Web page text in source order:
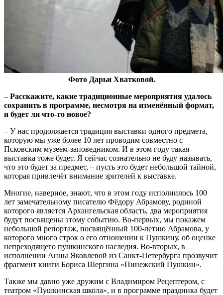
Фото Дарьи Хватковой.
– Расскажите, какие традиционные мероприятия удалось
сохранить в программе, несмотря на изменённый формат,
и будет ли что-то новое?
– У нас продолжается традиция выставки одного предмета,
которую мы уже более 10 лет проводим совместно с
Псковским музеем-заповедником. И в этом году такая
выставка тоже будет. Я сейчас сознательно не буду называть,
что это будет за предмет, – пусть это будет небольшой тайной,
которая привлечёт внимание зрителей к выставке.
Многие, наверное, знают, что в этом году исполнилось 100
лет замечательному писателю Фёдору Абрамову, родиной
которого является Архангельская область, два мероприятия
будут посвящены этому событию. Во-первых, мы покажем
небольшой репортаж, посвящённый 100-летию Абрамова, у
которого много строк о его отношении к Пушкину, об оценке
непреходящего пушкинского наследия. Во-вторых, в
исполнении Анны Яковлевой из Санкт-Петербурга прозвучит
фрагмент книги Бориса Шергина «Пинежский Пушкин».
Также мы давно уже дружим с Владимиром Рецептером, с
театром «Пушкинская школа», и в программе праздника будет